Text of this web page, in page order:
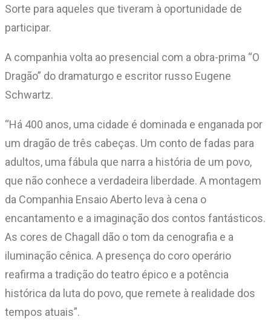
Sorte para aqueles que tiveram à oportunidade de
participar.
A companhia volta ao presencial com a obra-prima “O
Dragão” do dramaturgo e escritor russo Eugene
Schwartz.
“Há 400 anos, uma cidade é dominada e enganada por
um dragão de três cabeças. Um conto de fadas para
adultos, uma fábula que narra a história de um povo,
que não conhece a verdadeira liberdade. A montagem
da Companhia Ensaio Aberto leva à cena o
encantamento e a imaginação dos contos fantásticos.
As cores de Chagall dão o tom da cenografia e a
iluminação cênica. A presença do coro operário
reafirma a tradição do teatro épico e a potência
histórica da luta do povo, que remete à realidade dos
tempos atuais”.